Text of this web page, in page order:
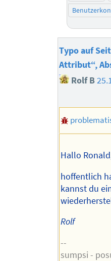
Typo auf
Attribut“,
Rolf B
Hallo
hoffentlich
kannst du
Rolf
--
sumpsi -